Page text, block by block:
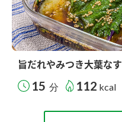
旨だれやみつき大葉なす
15 分 112 kcal